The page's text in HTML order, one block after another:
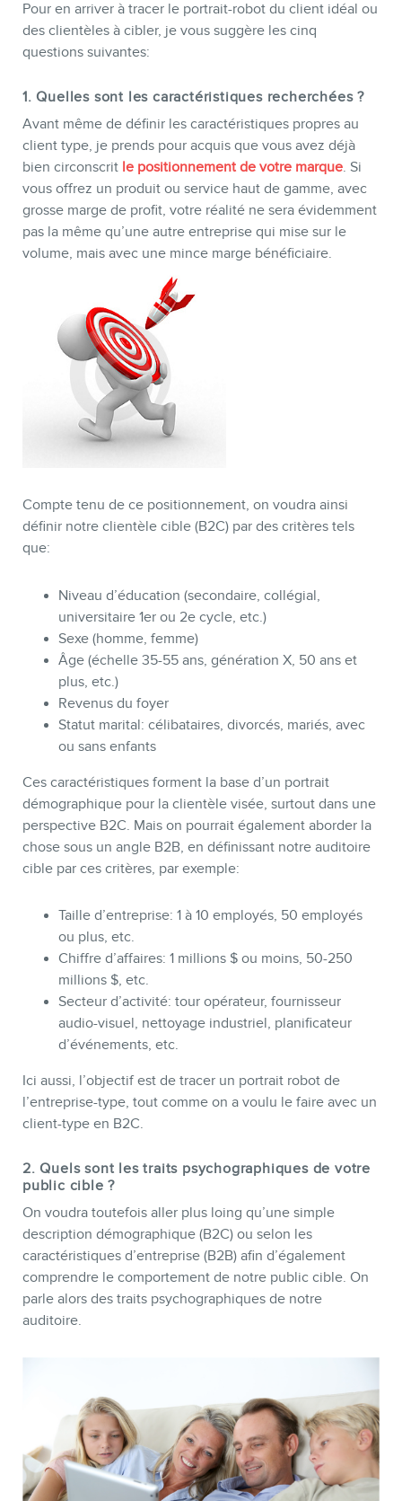
BLOGUE
CONTACT
MEMBRES
INFOLETTRE
Pour en arriver à tracer le portrait-robot du client idéal ou
des clientèles à cibler, je vous suggère les cinq
questions suivantes:
1. Quelles sont les caractéristiques recherchées ?
Avant même de définir les caractéristiques propres au
client type, je prends pour acquis que vous avez déjà
bien circonscrit le positionnement de votre marque. Si
vous offrez un produit ou service haut de gamme, avec
grosse marge de profit, votre réalité ne sera évidemment
pas la même qu’une autre entreprise qui mise sur le
volume, mais avec une mince marge bénéficiaire.
Compte tenu de ce positionnement, on voudra ainsi
définir notre clientèle cible (B2C) par des critères tels
que:
Niveau d’éducation (secondaire, collégial,
universitaire 1er ou 2e cycle, etc.)
Sexe (homme, femme)
Âge (échelle 35-55 ans, génération X, 50 ans et
plus, etc.)
Revenus du foyer
Statut marital: célibataires, divorcés, mariés, avec
ou sans enfants
Ces caractéristiques forment la base d’un portrait
démographique pour la clientèle visée, surtout dans une
perspective B2C. Mais on pourrait également aborder la
chose sous un angle B2B, en définissant notre auditoire
cible par ces critères, par exemple:
Taille d’entreprise: 1 à 10 employés, 50 employés
ou plus, etc.
Chiffre d’affaires: 1 millions $ ou moins, 50-250
millions $, etc.
Secteur d’activité: tour opérateur, fournisseur
audio-visuel, nettoyage industriel, planificateur
d’événements, etc.
Ici aussi, l’objectif est de tracer un portrait robot de
l’entreprise-type, tout comme on a voulu le faire avec un
client-type en B2C.
2. Quels sont les traits psychographiques de votre
public cible ?
On voudra toutefois aller plus loing qu’une simple
description démographique (B2C) ou selon les
caractéristiques d’entreprise (B2B) afin d’également
comprendre le comportement de notre public cible. On
parle alors des traits psychographiques de notre
auditoire.